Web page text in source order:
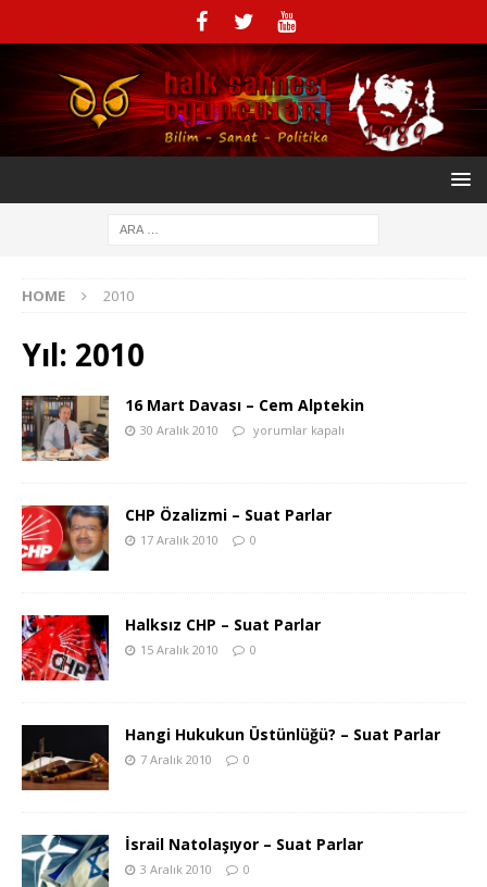
HOME 2010
Yıl: 2010
16 Mart Davası – Cem Alptekin
30 Aralık 2010 yorumlar kapalı
CHP Özalizmi – Suat Parlar
17 Aralık 2010 0
Halksız CHP – Suat Parlar
15 Aralık 2010 0
Hangi Hukukun Üstünlüğü? – Suat Parlar
7 Aralık 2010 0
İsrail Natolaşıyor – Suat Parlar
3 Aralık 2010 0